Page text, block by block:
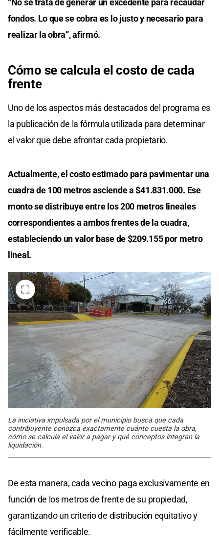
fondos. Lo que se cobra es lo justo y necesario para
realizar la obra”, afirmó.
Cómo se calcula el costo de cada
frente
Uno de los aspectos más destacados del programa es
la publicación de la fórmula utilizada para determinar
el valor que debe afrontar cada propietario.
Actualmente, el costo estimado para pavimentar una
cuadra de 100 metros asciende a $41.831.000. Ese
monto se distribuye entre los 200 metros lineales
correspondientes a ambos frentes de la cuadra,
estableciendo un valor base de $209.155 por metro
lineal.
La iniciativa impulsada por el municipio busca que cada
contribuyente conozca exactamente cuánto cuesta la obra,
cómo se calcula el valor a pagar y qué conceptos integran la
liquidación.
De esta manera, cada vecino paga exclusivamente en
función de los metros de frente de su propiedad,
garantizando un criterio de distribución equitativo y
fácilmente verificable.